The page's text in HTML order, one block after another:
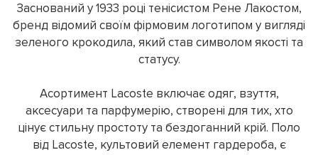
Заснований у 1933 році тенісистом Рене Лакостом,
бренд відомий своїм фірмовим логотипом у вигляді
зеленого крокодила, який став символом якості та
статусу.
Асортимент Lacoste включає одяг, взуття,
аксесуари та парфумерію, створені для тих, хто
цінує стильну простоту та бездоганний крій. Поло
від Lacoste, культовий елемент гардероба, є